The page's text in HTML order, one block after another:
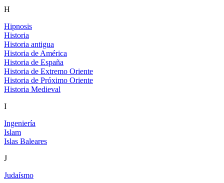
H
Hipnosis
Historia
Historia antigua
Historia de América
Historia de España
Historia de Extremo Oriente
Historia de Próximo Oriente
Historia Medieval
I
Ingeniería
Islam
Islas Baleares
J
Judaísmo